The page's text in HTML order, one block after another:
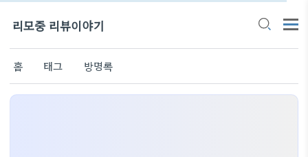
리모중 리뷰이야기
홈 태그 방명록